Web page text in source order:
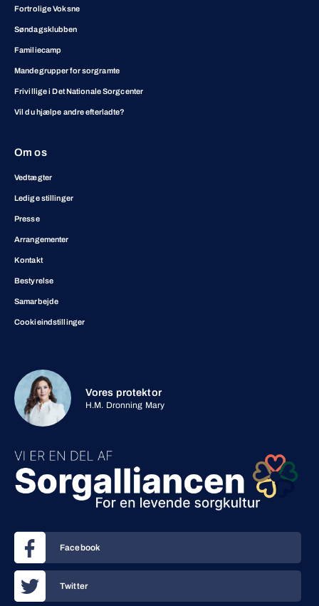
Fortrolige Voksne
Søndagsklubben
Familiecamp
Mandegrupper for sorgramte
Frivillige i Det Nationale Sorgcenter
Vil du hjælpe andre efterladte?
Om os
Vedtægter
Ledige stillinger
Presse
Arrangementer
Kontakt
Bestyrelse
Samarbejde
Cookieindstillinger
Vores protektor
H.M. Dronning Mary
Facebook
Twitter